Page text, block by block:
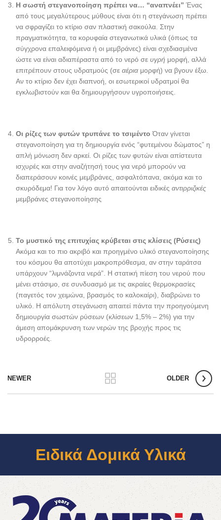
Η σωστή στεγανοποίηση πρέπει να… “αναπνέει” Ένας
από τους μεγαλύτερους μύθους είναι ότι η στεγάνωση πρέπει
να σφραγίζει το κτίριο σαν πλαστική σακούλα. Στην
πραγματικότητα, τα κορυφαία στεγανωτικά υλικά (όπως τα
σύγχρονα επαλειφόμενα ή οι μεμβράνες) είναι σχεδιασμένα
ώστε να είναι αδιαπέραστα από το νερό σε υγρή μορφή, αλλά
επιτρέπουν στους υδρατμούς (σε αέρια μορφή) να βγουν έξω.
Αν το κτίριο δεν έχει διαπνοή, οι εσωτερικοί υδρατμοί θα
εγκλωβιστούν και θα δημιουργήσουν υγροποιήσεις.
Οι ρίζες των φυτών τρυπάνε το τσιμέντο Όταν γίνεται
στεγανοποίηση για τη δημιουργία ενός “φυτεμένου δώματος” η
απλή μόνωση δεν αρκεί. Οι ρίζες των φυτών είναι απίστευτα
ισχυρές και στην αναζήτησή τους για νερό μπορούν να
διαπεράσουν κοινές μεμβράνες, ασφαλτόπανα, ακόμα και το
σκυρόδεμα! Για τον λόγο αυτό απαιτούνται ειδικές αντιρριζικές
μεμβράνες στεγανοποίησης
Το μυστικό της επιτυχίας κρύβεται στις κλίσεις (Ρύσεις)
Ακόμα και το πιο ακριβό και προηγμένο υλικό στεγανοποίησης
του κόσμου θα αποτύχει μακροπρόθεσμα, αν στην ταράτσα
υπάρχουν “λιμνάζοντα νερά”. Η στατική πίεση του νερού που
μένει στάσιμο, σε συνδυασμό με τις ακραίες θερμοκρασίες
(παγετός τον χειμώνα, βρασμός το καλοκαίρι), διαβρώνει το
υλικό. Η απόλυτη στεγάνωση απαιτεί πάντα την προηγούμενη
δημιουργία σωστών ρύσεων (κλίσεων 1,5% – 2%) για την
άμεση απομάκρυνση των νερών της βροχής προς τις
υδρορροές.
NEWER OLDER
Ειδικά Δομικά Υλικά